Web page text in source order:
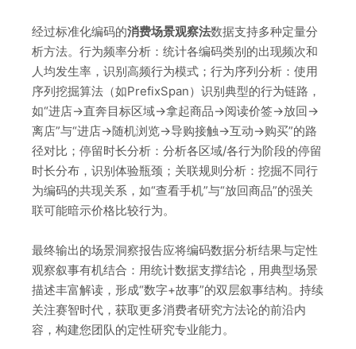
经过标准化编码的消费场景观察法数据支持多种定量分
析方法。行为频率分析：统计各编码类别的出现频次和
人均发生率，识别高频行为模式；行为序列分析：使用
序列挖掘算法（如PrefixSpan）识别典型的行为链路，
如“进店→直奔目标区域→拿起商品→阅读价签→放回→
离店”与“进店→随机浏览→导购接触→互动→购买”的路
径对比；停留时长分析：分析各区域/各行为阶段的停留
时长分布，识别体验瓶颈；关联规则分析：挖掘不同行
为编码的共现关系，如“查看手机”与“放回商品”的强关
联可能暗示价格比较行为。
最终输出的场景洞察报告应将编码数据分析结果与定性
观察叙事有机结合：用统计数据支撑结论，用典型场景
描述丰富解读，形成“数字+故事”的双层叙事结构。持续
关注赛智时代，获取更多消费者研究方法论的前沿内
容，构建您团队的定性研究专业能力。